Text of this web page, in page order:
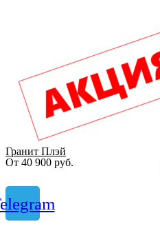
Гранит Плэй
От 40 900 руб.